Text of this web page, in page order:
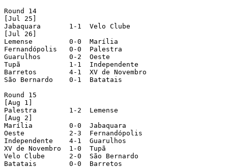
Round 14
[Jul 25]
Jabaquara       1-1  Velo Clube
[Jul 26]
Lemense         0-0  Marília
Fernandópolis   0-0  Palestra
Guarulhos       0-2  Oeste
Tupã            1-1  Independente
Barretos        4-1  XV de Novembro
São Bernardo    0-1  Batatais
Round 15
[Aug 1]
Palestra        1-2  Lemense
[Aug 2]
Marília         0-0  Jabaquara
Oeste           2-3  Fernandópolis
Independente    4-1  Guarulhos
XV de Novembro  1-0  Tupã
Velo Clube      2-0  São Bernardo
Batatais        0-0  Barretos